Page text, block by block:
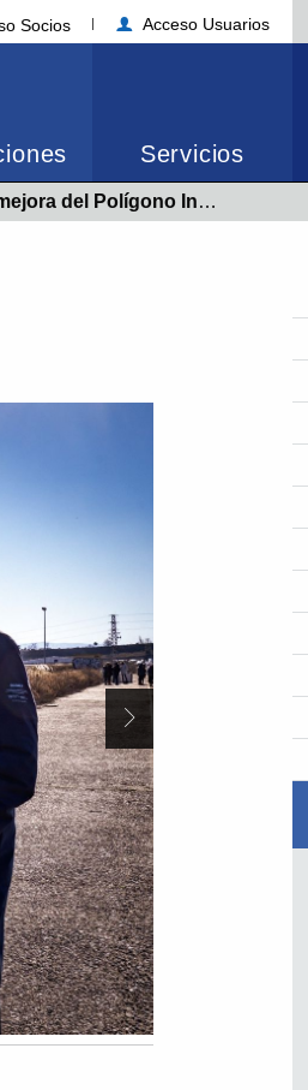
Socios Acceso Usuarios
Servicios
Industrial Las Cañas
Siguiente Slide